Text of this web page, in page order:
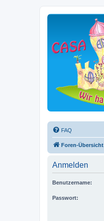
FAQ
Foren-Übersicht
Anmelden
Benutzername:
Passwort: